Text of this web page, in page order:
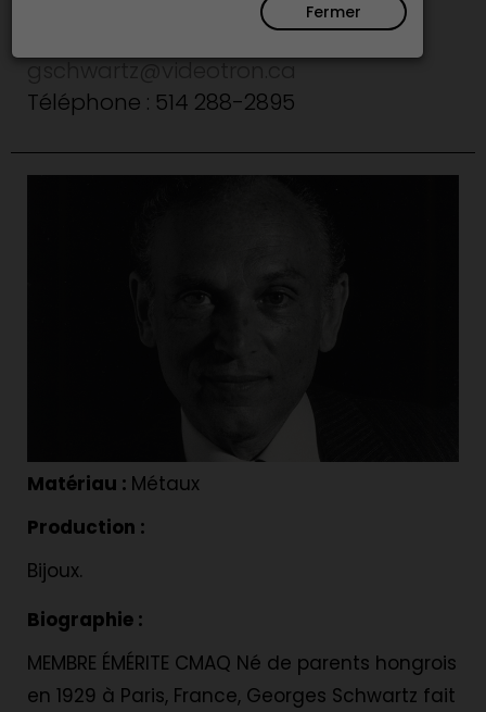
Fermer
gschwartz@videotron.ca
Téléphone : 514 288-2895
Matériau : Métaux
Production :
Bijoux.
Biographie :
MEMBRE ÉMÉRITE CMAQ Né de parents hongrois
en 1929 à Paris, France, Georges Schwartz fait